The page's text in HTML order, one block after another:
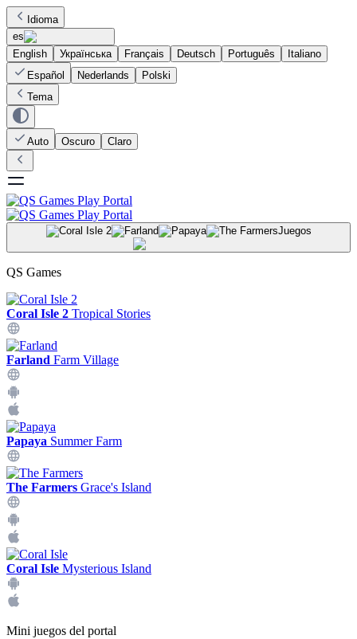
Idioma
es
English
Українська Français Deutsch Português
Italiano
Español
Nederlands
Polski
Tema
Auto Oscuro Claro
Juegos
QS Games
Coral Isle 2 Tropical Stories
Farland Farm Village
Papaya Summer Farm
The Farmers Grace's Island
Coral Isle Mysterious Island
Mini juegos del portal